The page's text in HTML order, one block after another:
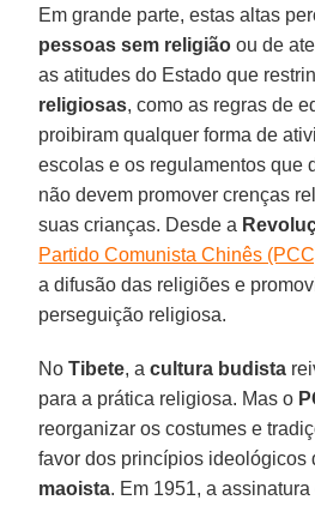
Em grande parte, estas altas
pessoas sem religião ou de
as atitudes do Estado que
religiosas, como as regras de
proibiram qualquer forma de
escolas e os regulamentos que
não devem promover crenças
suas crianças. Desde a
Partido Comunista Chinês
a difusão das religiões e
perseguição religiosa.
NoTibete, acultura budista
para a prática religiosa. Mas o
reorganizar os costumes e
favor dos princípios ideológicos
maoista. Em 1951, a assinatura